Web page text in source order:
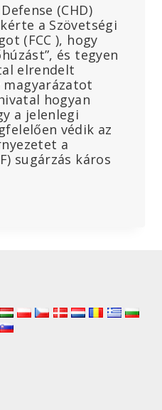
(CHD)
a Szövetségi
(FCC ), hogy
és tegyen
elrendelt
magyarázatot
hogyan
a jelenlegi
védik az
a
sugárzás káros